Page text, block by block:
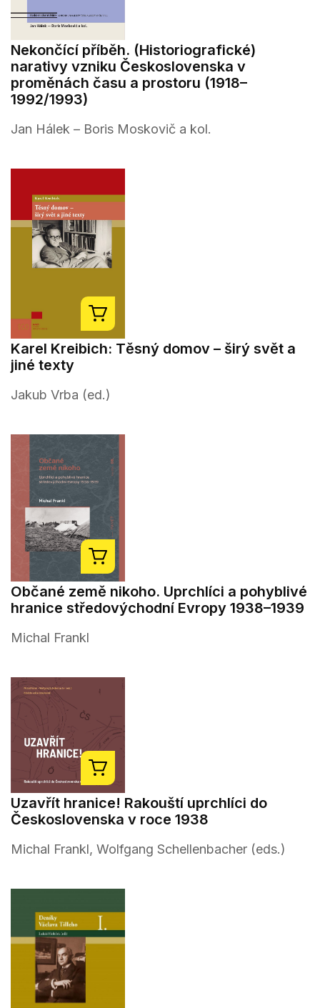
Nekončící příběh. (Historiografické)
narativy vzniku Československa v
proměnách času a prostoru (1918–
1992/1993)
Jan Hálek – Boris Moskovič a kol.
Karel Kreibich: Těsný domov – širý svět a
jiné texty
Jakub Vrba (ed.)
Občané země nikoho. Uprchlíci a pohyblivé
hranice středovýchodní Evropy 1938–1939
Michal Frankl
Uzavřít hranice! Rakouští uprchlíci do
Československa v roce 1938
Michal Frankl, Wolfgang Schellenbacher (eds.)